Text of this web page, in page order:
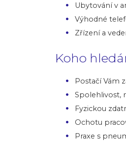
Ubytování v
Výhodné
Zřízení a
Koho
Postačí Vám
Spolehlivost,
Fyzickou
Ochotu
Praxe s